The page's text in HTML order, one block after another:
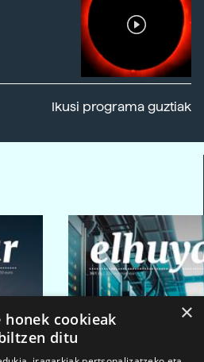
Ikusi programa guztiak
×
honek cookieak
ditu